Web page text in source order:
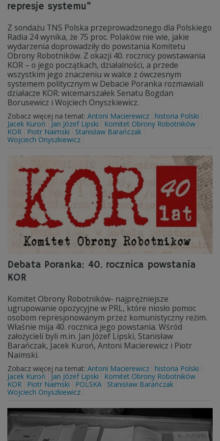
represje systemu"
Z sondażu TNS Polska przeprowadzonego dla Polskiego
Radia 24 wynika, że 75 proc. Polaków nie wie, jakie
wydarzenia doprowadziły do powstania Komitetu
Obrony Robotników. Z okazji 40. rocznicy powstawania
KOR – o jego początkach, działalności, a przede
wszystkim jego znaczeniu w walce z ówczesnym
systemem politycznym w Debacie Poranka rozmawiali
działacze KOR: wicemarszałek Senatu Bogdan
Borusewicz i Wojciech Onyszkiewicz.
Zobacz więcej na temat: Antoni Macierewicz
historia Polski
Jacek Kuroń
Jan Józef Lipski
Komitet Obrony Robotników
KOR
Piotr Naimski
Stanisław Barańczak
Wojciech Onyszkiewicz
Debata Poranka: 40. rocznica powstania
KOR
Komitet Obrony Robotników- najprężniejsze
ugrupowanie opozycyjne w PRL, które niosło pomoc
osobom represjonowanym przez komunistyczny reżim.
Właśnie mija 40. rocznica jego powstania. Wśród
założycieli byli m.in. Jan Józef Lipski, Stanisław
Barańczak, Jacek Kuroń, Antoni Macierewicz i Piotr
Naimski.
Zobacz więcej na temat: Antoni Macierewicz
historia Polski
Jacek Kuroń
Jan Józef Lipski
Komitet Obrony Robotników
KOR
Piotr Naimski POLSKA
Stanisław Barańczak
Wojciech Onyszkiewicz